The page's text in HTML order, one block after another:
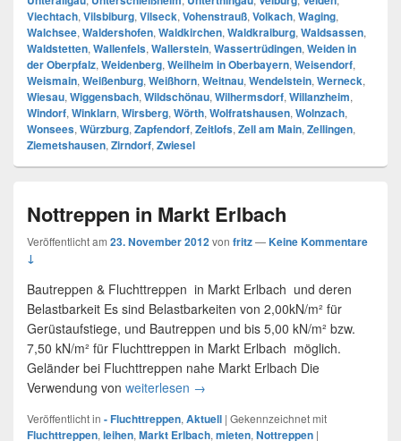
Viechtach, Vilsbiburg, Vilseck, Vohenstrauß, Volkach, Waging,
Walchsee, Waldershofen, Waldkirchen, Waldkraiburg, Waldsassen,
Waldstetten, Wallenfels, Wallerstein, Wassertrüdingen, Weiden in
der Oberpfalz, Weidenberg, Weilheim in Oberbayern, Weisendorf,
Weismain, Weißenburg, Weißhorn, Weitnau, Wendelstein, Werneck,
Wiesau, Wiggensbach, Wildschönau, Wilhermsdorf, Willanzheim,
Windorf, Winklarn, Wirsberg, Wörth, Wolfratshausen, Wolnzach,
Wonsees, Würzburg, Zapfendorf, Zeitlofs, Zell am Main, Zellingen,
Ziemetshausen, Zirndorf, Zwiesel
Nottreppen in Markt Erlbach
Veröffentlicht am 23. November 2012von fritz—Keine Kommentare
↓
Bautreppen & Fluchttreppen in Markt Erlbach und deren
Belastbarkeit Es sind Belastbarkeiten von 2,00kN/m² für
Gerüstaufstiege, und Bautreppen und bis 5,00 kN/m² bzw.
7,50 kN/m² für Fluchttreppen in Markt Erlbach möglich.
Geländer bei Fluchttreppen nahe Markt Erlbach Die
Verwendung von weiterlesen Nottreppen in Markt Erlbach
→
Veröffentlicht in - Fluchttreppen, Aktuell | Gekennzeichnet mit
Fluchttreppen, leihen, Markt Erlbach, mieten, Nottreppen |